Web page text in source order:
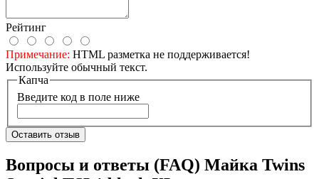
Рейтинг
Примечание: HTML разметка не поддерживается!
Используйте обычный текст.
Капча
Введите код в поле ниже
Оставить отзыв
Вопросы и ответы (FAQ) Майка Twins